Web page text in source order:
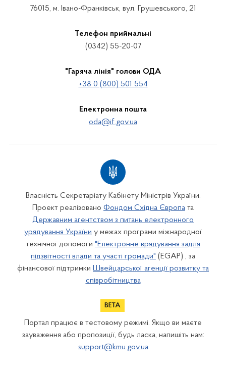
76015, м. Івано-Франківськ, вул. Грушевського, 21
Телефон приймальні
(0342) 55-20-07
"Гаряча лінія" голови ОДА
+38 0 (800) 501 554
Електронна пошта
oda@if.gov.ua
Власність Секретаріату Кабінету Міністрів України.
Проект реалізовано Фондом Східна Європа та
Державним агентством з питань електронного
урядування України у межах програми міжнародної
технічної допомоги "Електронне врядування задля
підзвітності влади та участі громади" (EGAP) , за
фінансової підтримки Швейцарської агенції розвитку та
співробітництва
Портал працює в тестовому режимі. Якщо ви маєте
зауваження або пропозиції, будь ласка, напишіть нам:
support@kmu.gov.ua